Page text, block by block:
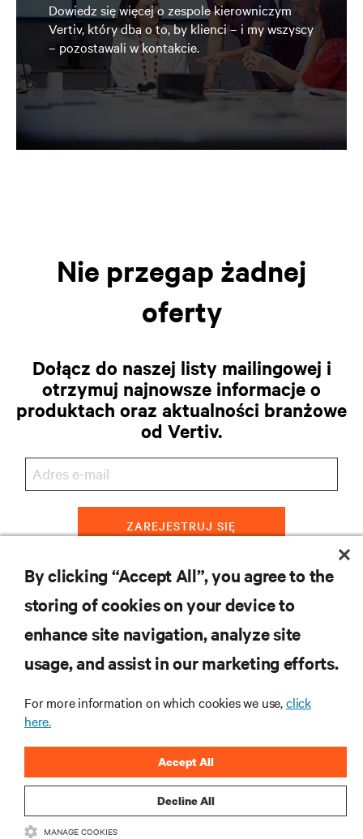
Dowiedz się więcej o zespole kierowniczym
Vertiv, który dba o to, by klienci – i my wszyscy
– pozostawali w kontakcie.
Nie przegap żadnej
oferty
Dołącz do naszej listy mailingowej i
otrzymuj najnowsze informacje o
produktach oraz aktualności branżowe
od Vertiv.
ZAREJESTRUJ SIĘ
ZASOBY
WSPARCIE
O NAS
By clicking “Accept All”, you agree to the
storing of cookies on your device to
enhance site navigation, analyze site
usage, and assist in our marketing efforts.
For more information on which cookies we use,click
here.
Decline All
Accept All
MANAGE COOKIES